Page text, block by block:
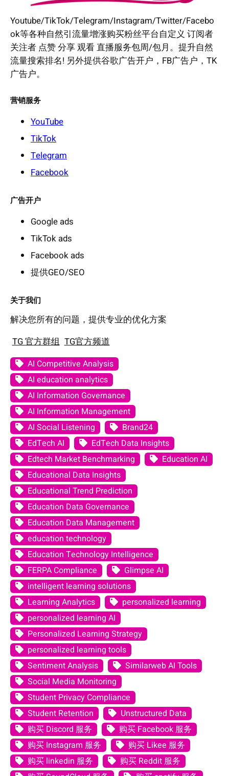
Youtube/TikTok/Telegram/Instagram/Twitter/Facebo
ok等各种自然引流量增涨购买粉丝平台自定义 订阅者
关注者 点赞 分享 观看 直播服务包周/包月。提升自然
流量搜索排名! 另外提供谷歌广告开户，FB广告户，TK
广告户。
营销服务
YouTube
TikTok
Telegram
Facebook
广告开户
Google ads
TikTok ads
Facebook ads
提供GEO/SEO
关于我们
解决您所有的问题，提供专业的优化方案
TG 官方群组 TG官方频道
AI Competitive Analysis
AI education analytics
AI Information Governance
AI Information Management
AI Social Listening
Brand24
EdTech AI
EdTech Data Insights
Edtech Market Benchmarking
Education AI
Educational Data Insights
Educational Trend Prediction
Education Data Governance
Education Data Management
education technology
Education Technology Intelligence
FERPA Compliance
Glimpse AI
intelligent learning solutions
Learning Analytics
personalized learning
personalized learning AI
Personalized Learning Strategy
personalized learning tools
Sentiment Analysis
Similarweb AI Tools
Social Media Monitoring
Student Privacy Compliance
Student Retention
Unstructured Data
购买 Discord 服务
购买 Facebook 服务
购买 Instagram 服务
购买 Likee 服务
购买 linkedin 服务
购买 Reddit 服务